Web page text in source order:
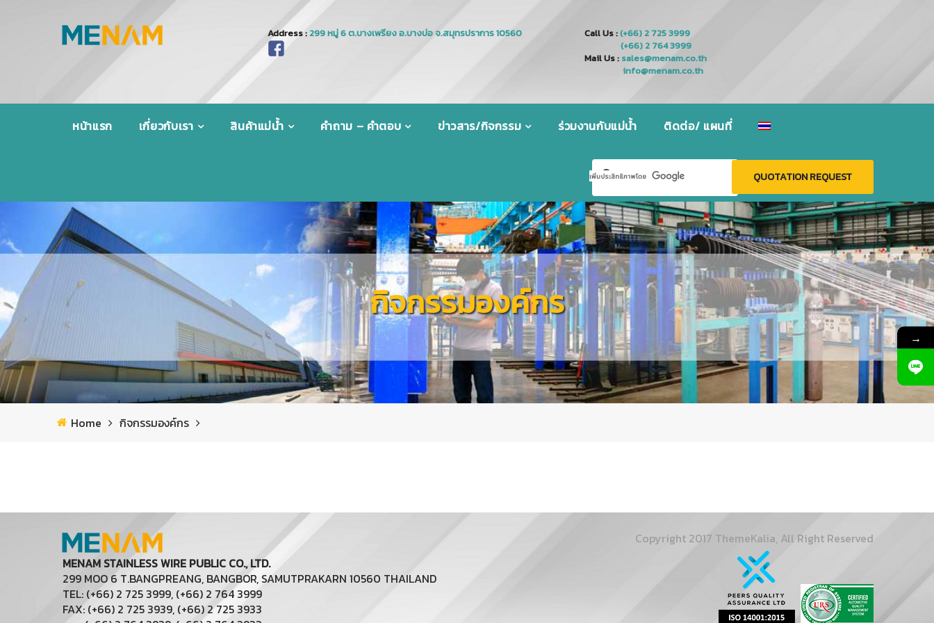
Address : Call Us :(+66) 2 725 3999
(+66) 2 764 3999
Mail Us : sales@menam.co.th
info@menam.co.th
หน้าแรก เกี่ยวกับเรา สินค้าแม่น้ำ คำถาม – คำตอบ ข่าวสาร/กิจกรรม ร่วมงานกับแม่น้ำ ติดต่อ/ แผนที่
QUOTATION REQUEST
กิจกรรมองค์กร
Home กิจกรรมองค์กร
MENAM STAINLESS WIRE PUBLIC CO., LTD.
299 MOO 6 T.BANGPREANG, BANGBOR, SAMUTPRAKARN 10560 THAILAND
TEL: (+66) 2 725 3999, (+66) 2 764 3999
FAX: (+66) 2 725 3939, (+66) 2 725 3933
Copyright 2017 ThemeKalia, All Right Reserved
→